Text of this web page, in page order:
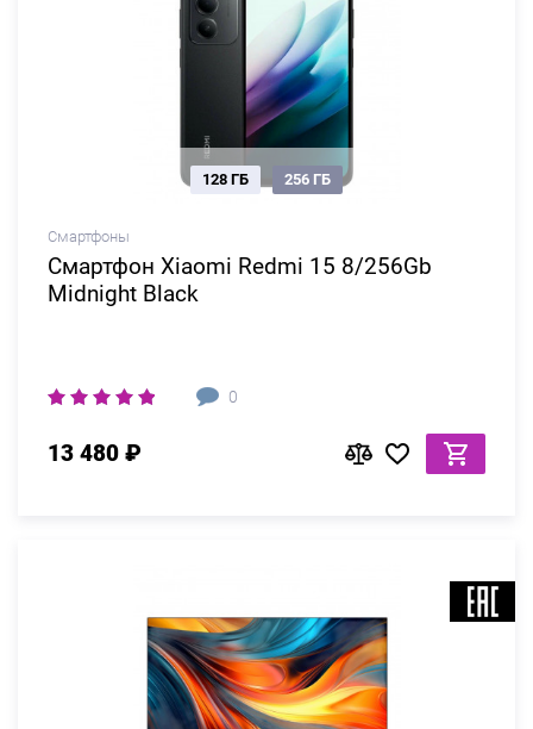
Смартфоны
Смартфон Xiaomi Redmi 15 8/256Gb
Midnight Black
0
128 ГБ 256 ГБ
13 480 ₽